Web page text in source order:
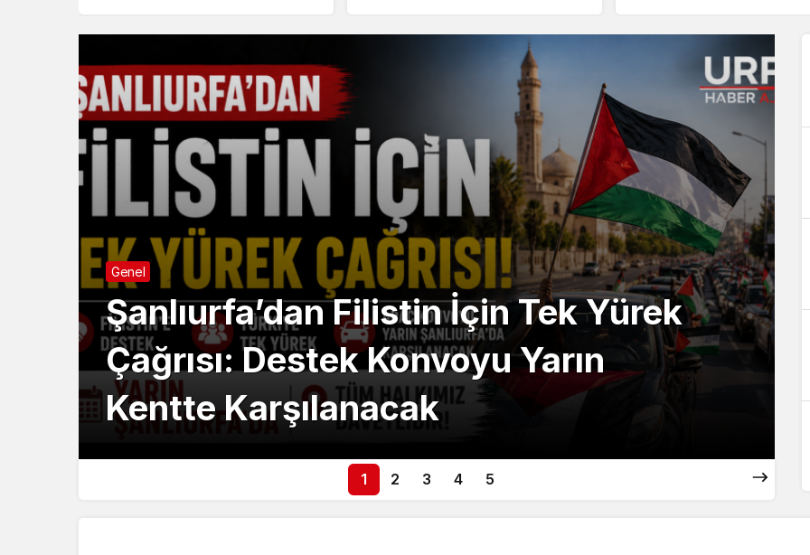
Genel
Şanlıurfa’dan Filistin İçin Tek Yürek
Çağrısı: Destek Konvoyu Yarın
Kentte Karşılanacak
1 2 3 4 5